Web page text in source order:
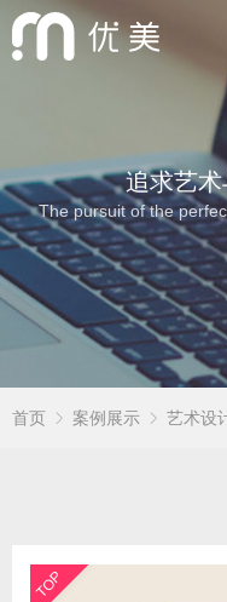
追求艺
The pursuit of the
首页 案例展示 艺术设
TOP